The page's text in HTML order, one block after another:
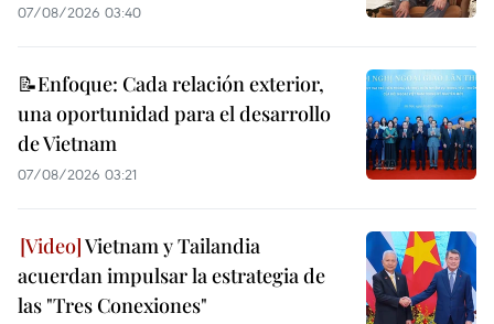
07/08/2026 03:40
📝Enfoque: Cada relación exterior,
una oportunidad para el desarrollo
de Vietnam
07/08/2026 03:21
Vietnam y Tailandia
acuerdan impulsar la estrategia de
las "Tres Conexiones"